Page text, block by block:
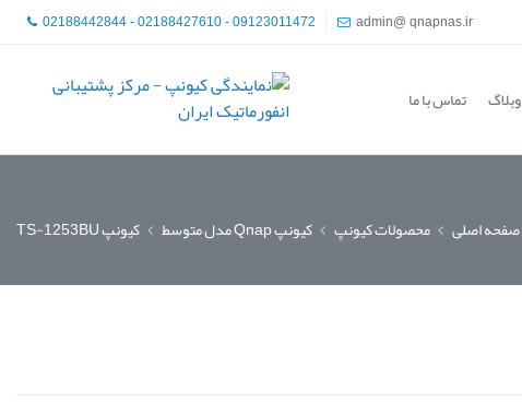
02188442844 - 02188427610 - 09123011472 admin@ qnapnas.ir
وبلاگ تماس با ما
صفحه اصلی محصولات کیونپ کیونپ Qnap مدل متوسط کیونپ TS-1253BU